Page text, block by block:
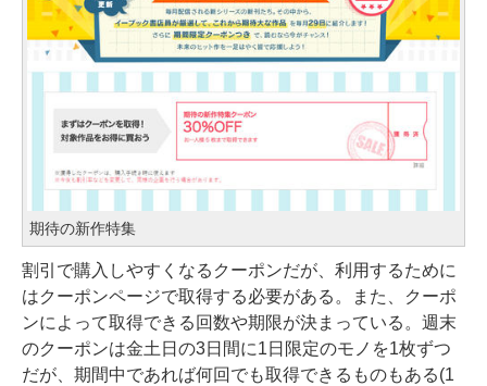
期待の新作特集
割引で購入しやすくなるクーポンだが、利用するために
はクーポンページで取得する必要がある。また、クーポ
ンによって取得できる回数や期限が決まっている。週末
のクーポンは金土日の3日間に1日限定のモノを1枚ずつ
だが、期間中であれば何回でも取得できるものもある(1